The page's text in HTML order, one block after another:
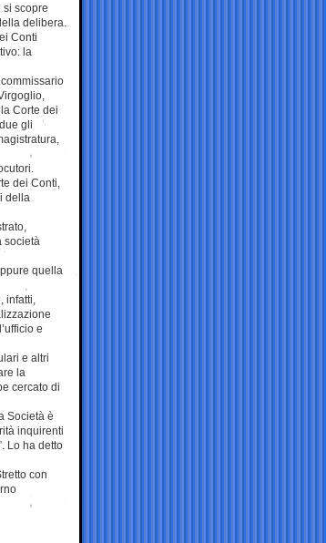
si scopre
delibera.
Conti
la
Corte dei
gli
dei Conti,
della
società
quella
infatti,
e
e altri
la
cercato di
Società è
inquirenti
Lo ha detto
con